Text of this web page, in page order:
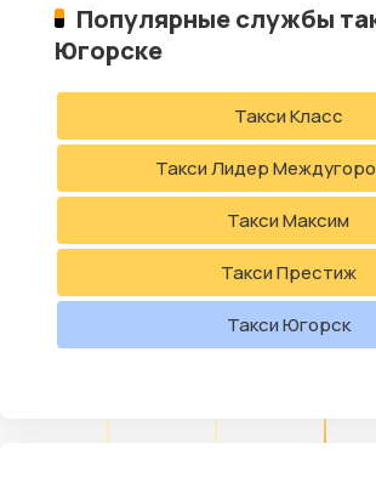
Популярные службы
Югорске
Такси Класс
Такси Лидер
Такси Максим
Такси Престиж
Такси Югорск